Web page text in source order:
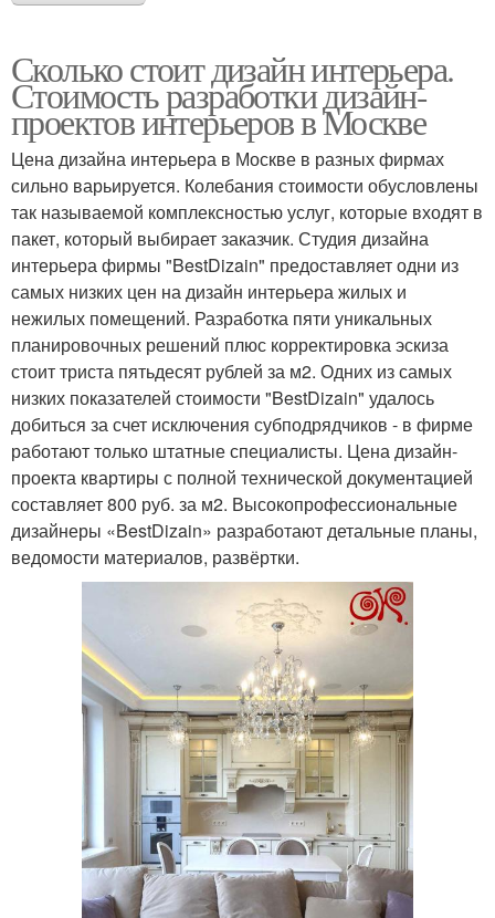
Сколько стоит дизайн интерьера.
Стоимость разработки дизайн-
проектов интерьеров в Москве
Цена дизайна интерьера в Москве в разных фирмах
сильно варьируется. Колебания стоимости обусловлены
так называемой комплексностью услуг, которые входят в
пакет, который выбирает заказчик. Студия дизайна
интерьера фирмы "BestDizain" предоставляет одни из
самых низких цен на дизайн интерьера жилых и
нежилых помещений. Разработка пяти уникальных
планировочных решений плюс корректировка эскиза
стоит триста пятьдесят рублей за м2. Одних из самых
низких показателей стоимости "BestDizain" удалось
добиться за счет исключения субподрядчиков - в фирме
работают только штатные специалисты. Цена дизайн-
проекта квартиры с полной технической документацией
составляет 800 руб. за м2. Высокопрофессиональные
дизайнеры «BestDizain» разработают детальные планы,
ведомости материалов, развёртки.